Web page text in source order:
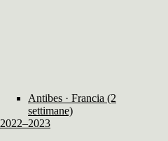
Antibes · Francia (2
settimane)
2022–2023